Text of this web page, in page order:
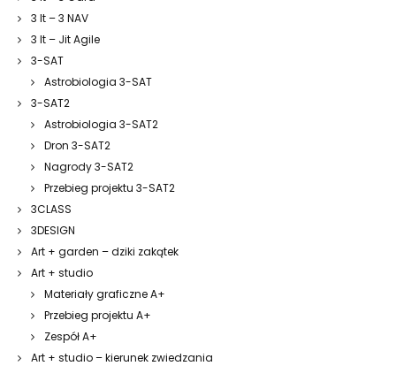
3 It – 3 NAV
3 It – Jit Agile
3-SAT
Astrobiologia 3-SAT
3-SAT2
Astrobiologia 3-SAT2
Dron 3-SAT2
Nagrody 3-SAT2
Przebieg projektu 3-SAT2
3CLASS
3DESIGN
Art + garden – dziki zakątek
Art + studio
Materiały graficzne A+
Przebieg projektu A+
Zespół A+
Art + studio – kierunek zwiedzania